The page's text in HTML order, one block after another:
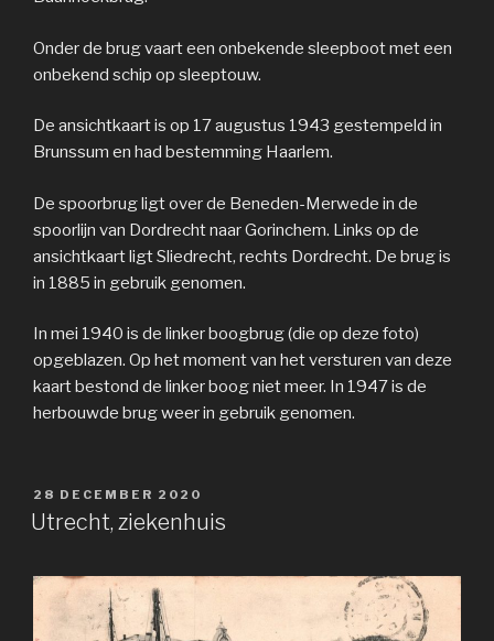
Onder de brug vaart een onbekende sleepboot met een
onbekend schip op sleeptouw.
De ansichtkaart is op 17 augustus 1943 gestempeld in
Brunssum en had bestemming Haarlem.
De spoorbrug ligt over de Beneden-Merwede in de
spoorlijn van Dordrecht naar Gorinchem. Links op de
ansichtkaart ligt Sliedrecht, rechts Dordrecht. De brug is
in 1885 in gebruik genomen.
In mei 1940 is de linker boogbrug (die op deze foto)
opgeblazen. Op het moment van het versturen van deze
kaart bestond de linker boog niet meer. In 1947 is de
herbouwde brug weer in gebruik genomen.
GEPLAATST
OP
28 DECEMBER 2020
Utrecht, ziekenhuis